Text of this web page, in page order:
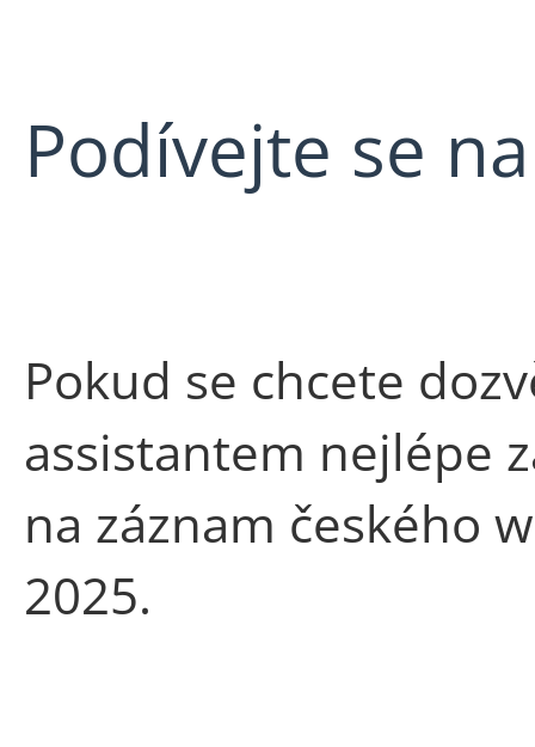
Podívejte se
Pokud se chcete
assistantem nejlépe
na záznam českého
2025.